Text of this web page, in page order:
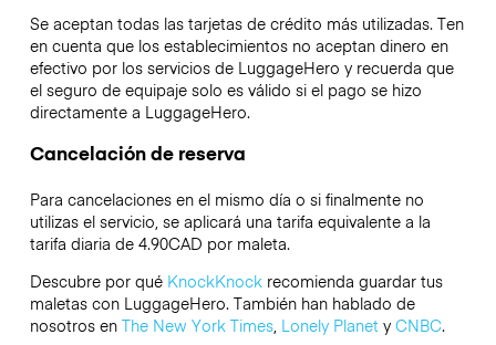
Se aceptan todas las tarjetas de crédito más utilizadas. Ten
en cuenta que los establecimientos no aceptan dinero en
efectivo por los servicios de LuggageHero y recuerda que
el seguro de equipaje solo es válido si el pago se hizo
directamente a LuggageHero.
Cancelación de reserva
Para cancelaciones en el mismo día o si finalmente no
utilizas el servicio, se aplicará una tarifa equivalente a la
tarifa diaria de 4.90CAD por maleta.
Descubre por qué KnockKnockrecomienda guardar tus
maletas con LuggageHero. También han hablado de
nosotros en The New York Times, Lonely Planety CNBC.